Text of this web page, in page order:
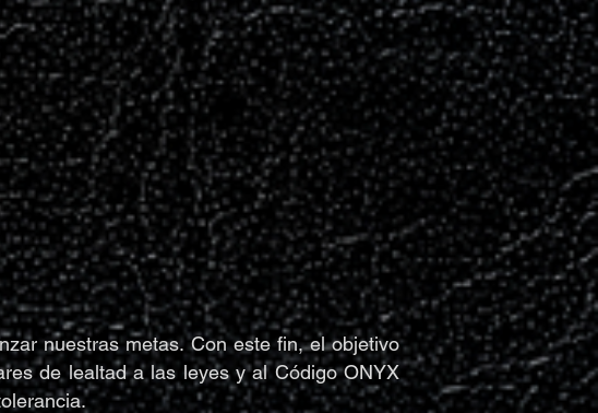
nuestras metas. Con este fin, el objetivo
de lealtad a las leyes y al Código ONYX